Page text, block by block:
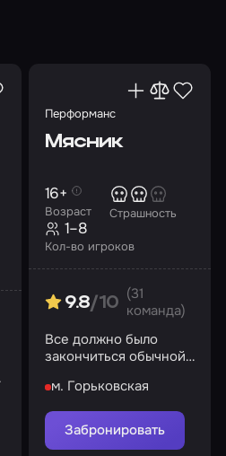
Перформанс
Мясник
Возраст
16+
Страшность
Кол-во игроков
1–8
9.8/10
(31
команда)
Все должно было
закончиться обычной
шторой раздается
глухой удар
м. Горьковская
Забронировать